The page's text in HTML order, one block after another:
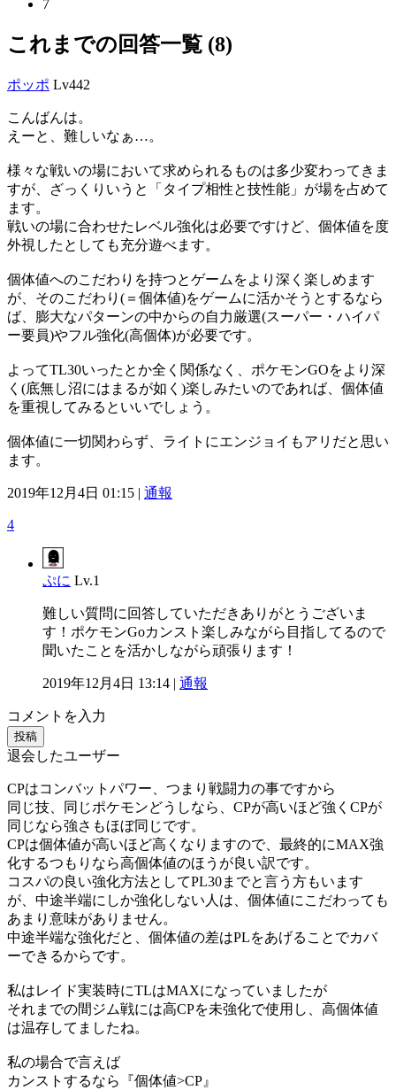
7
これまでの回答一覧 (8)
ポッポ Lv442
こんばんは。
えーと、難しいなぁ…。
様々な戦いの場において求められるものは多少変わってきま
すが、ざっくりいうと「タイプ相性と技性能」が場を占めて
ます。
戦いの場に合わせたレベル強化は必要ですけど、個体値を度
外視したとしても充分遊べます。
個体値へのこだわりを持つとゲームをより深く楽しめます
が、そのこだわり(＝個体値)をゲームに活かそうとするなら
ば、膨大なパターンの中からの自力厳選(スーパー・ハイパ
ー要員)やフル強化(高個体)が必要です。
よってTL30いったとか全く関係なく、ポケモンGOをより深
く(底無し沼にはまるが如く)楽しみたいのであれば、個体値
を重視してみるといいでしょう。
個体値に一切関わらず、ライトにエンジョイもアリだと思い
ます。
2019年12月4日 01:15 | 通報
4
ぷに Lv.1
難しい質問に回答していただきありがとうございま
す！ポケモンGoカンスト楽しみながら目指してるので
聞いたことを活かしながら頑張ります！
2019年12月4日 13:14 | 通報
コメントを入力
投稿
退会したユーザー
CPはコンバットパワー、つまり戦闘力の事ですから
同じ技、同じポケモンどうしなら、CPが高いほど強くCPが
同じなら強さもほぼ同じです。
CPは個体値が高いほど高くなりますので、最終的にMAX強
化するつもりなら高個体値のほうが良い訳です。
コスパの良い強化方法としてPL30までと言う方もいます
が、中途半端にしか強化しない人は、個体値にこだわっても
あまり意味がありません。
中途半端な強化だと、個体値の差はPLをあげることでカバ
ーできるからです。
私はレイド実装時にTLはMAXになっていましたが
それまでの間ジム戦には高CPを未強化で使用し、高個体値
は温存してましたね。
私の場合で言えば
カンストするなら『個体値>CP』